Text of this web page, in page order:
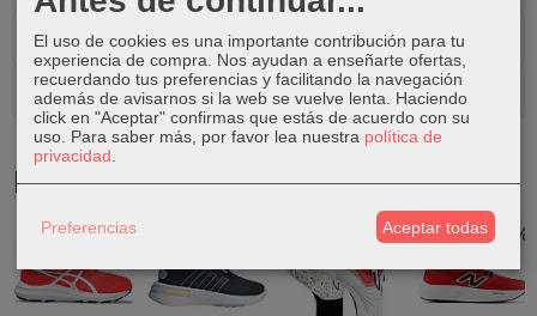
Costes de Envío
Comentarios
Productos Relacionados
-11 % -35 % -25 %
El uso de cookies es una importante contribución para tu
experiencia de compra. Nos ayudan a enseñarte ofertas,
recuerdando tus preferencias y facilitando la navegación
además de avisarnos si la web se vuelve lenta. Haciendo
click en "Aceptar" confirmas que estás de acuerdo con su
uso. Para saber más, por favor lea nuestra política de
privacidad
Preferencias Aceptar todas